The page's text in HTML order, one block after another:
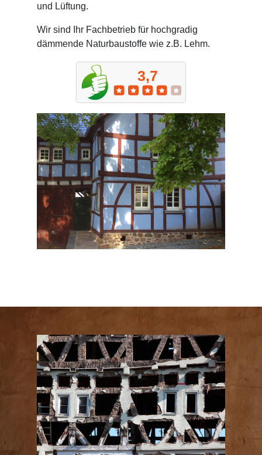
und Lüftung.
Wir sind Ihr Fachbetrieb für hochgradig
dämmende Naturbaustoffe wie z.B. Lehm.